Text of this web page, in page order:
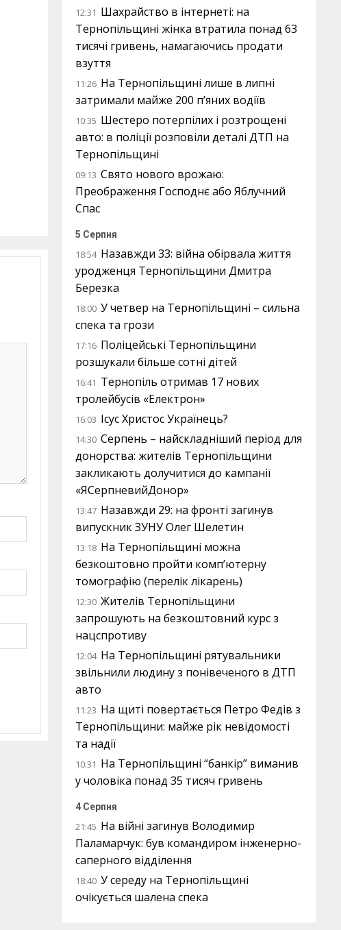
12:31 Шахрайство в інтернеті: на
Тернопільщині жінка втратила понад 63
тисячі гривень, намагаючись продати
взуття
11:26 На Тернопільщині лише в липні
затримали майже 200 п’яних водіїв
10:35 Шестеро потерпілих і розтрощені
авто: в поліції розповіли деталі ДТП на
Тернопільщині
09:13 Свято нового врожаю:
Преображення Господнє або Яблучний
Спас
5 Серпня
18:54 Назавжди 33: війна обірвала життя
уродженця Тернопільщини Дмитра
Березка
18:00 У четвер на Тернопільщині – сильна
спека та грози
17:16 Поліцейські Тернопільщини
розшукали більше сотні дітей
16:41 Тернопіль отримав 17 нових
тролейбусів «Електрон»
16:03 Ісус Христос Українець?
14:30 Серпень – найскладніший період для
донорства: жителів Тернопільщини
закликають долучитися до кампанії
«ЯСерпневийДонор»
13:47 Назавжди 29: на фронті загинув
випускник ЗУНУ Олег Шелетин
13:18 На Тернопільщині можна
безкоштовно пройти комп’ютерну
томографію (перелік лікарень)
12:30 Жителів Тернопільщини
запрошують на безкоштовний курс з
нацспротиву
12:04 На Тернопільщині рятувальники
звільнили людину з понівеченого в ДТП
авто
11:23 На щиті повертається Петро Федів з
Тернопільщини: майже рік невідомості
та надії
10:31 На Тернопільщині “банкір” виманив
у чоловіка понад 35 тисяч гривень
4 Серпня
21:45 На війні загинув Володимир
Паламарчук: був командиром інженерно-
саперного відділення
18:40 У середу на Тернопільщині
очікується шалена спека